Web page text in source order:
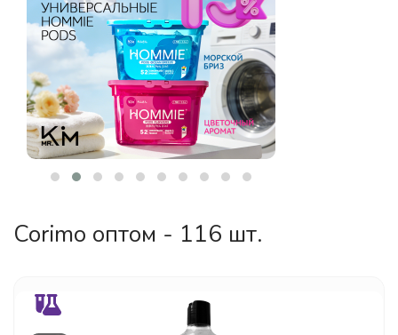
Corimo оптом - 116 шт.